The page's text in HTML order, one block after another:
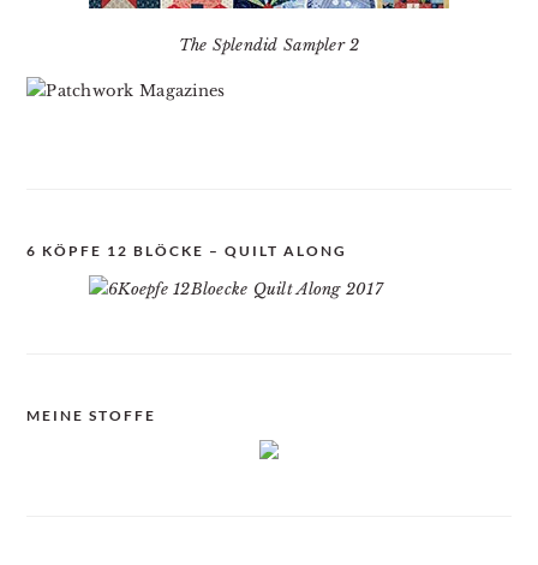
The Splendid Sampler 2
6 KÖPFE 12 BLÖCKE – QUILT ALONG
MEINE STOFFE